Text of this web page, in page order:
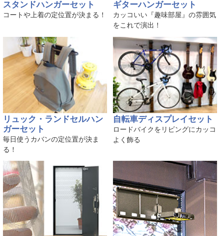
スタンドハンガーセット
コートや上着の定位置が決まる！
ギターハンガーセット
カッコいい『趣味部屋』の雰囲気
をこれで演出！
リュック・ランドセルハン
ガーセット
毎日使うカバンの定位置が決ま
る！
自転車ディスプレイセット
ロードバイクをリビングにカッコ
よく飾る